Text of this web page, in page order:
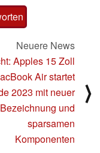
Neuere News
Apples 15 Zoll
Air startet
2023 mit neuer
Bezeichnung und
sparsamen
Komponenten
⟩